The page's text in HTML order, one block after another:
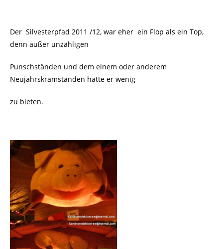
Der Silvesterpfad 2011 /12, war eher ein Flop als ein Top,
denn außer unzähligen
Punschständen und dem einem oder anderem
Neujahrskramständen hatte er wenig
zu bieten.